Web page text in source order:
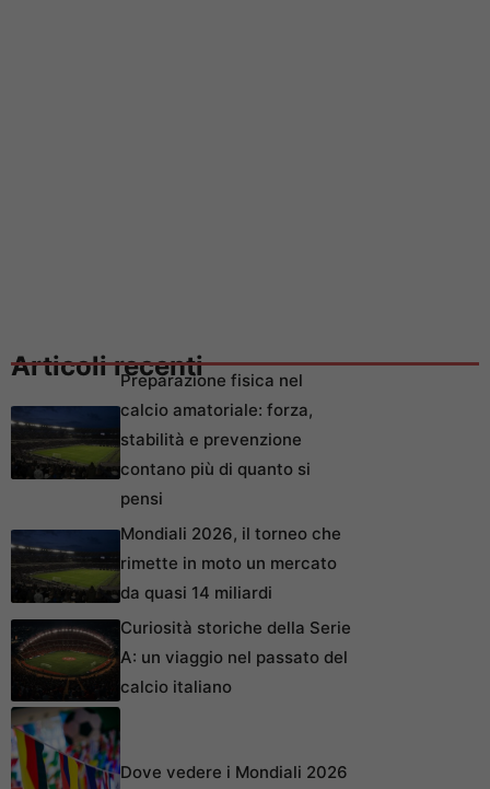
Articoli recentiPreparazione fisica nel
calcio amatoriale: forza,
stabilità e prevenzione
contano più di quanto si
pensi
Mondiali 2026, il torneo che
rimette in moto un mercato
da quasi 14 miliardi
Curiosità storiche della Serie
A: un viaggio nel passato del
calcio italiano
Dove vedere i Mondiali 2026